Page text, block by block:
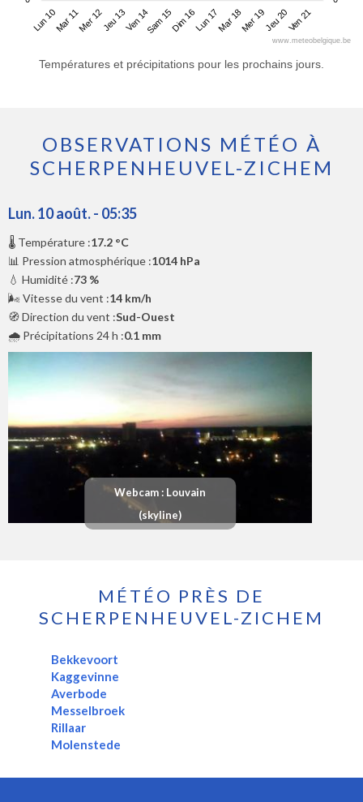
Lun 10Mar 11Mer 12Jeu 13Ven 14Sam 15Dim 16Lun 17Mar 18Mer 19Jeu 20Ven 21
www.meteobelgique.be
Températures et précipitations pour les prochains jours.
OBSERVATIONS MÉTÉO À
SCHERPENHEUVEL-ZICHEM
Lun. 10 août. - 05:35
🌡️ Température :17.2 °C
📊 Pression atmosphérique :1014 hPa
💧 Humidité :73 %
🌬️ Vitesse du vent :14 km/h
🧭 Direction du vent :Sud-Ouest
🌧️ Précipitations 24 h :0.1 mm
Webcam : Louvain
(skyline)
MÉTÉO PRÈS DE
SCHERPENHEUVEL-ZICHEM
Bekkevoort
Kaggevinne
Averbode
Messelbroek
Rillaar
Molenstede